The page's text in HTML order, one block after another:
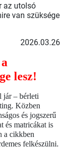
az utolsó
van szüksége
2026.03.26
lesz!
jár – bérleti
Közben
és jogszerű
és matricákat is
a cikkben
felkészülni.